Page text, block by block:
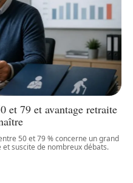
et 79 et avantage retraite
50 et 79 % concerne un grand
suscite de nombreux débats.